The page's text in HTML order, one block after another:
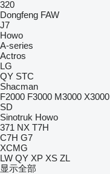
320
Dongfeng FAW
J7
Howo
A-series
Actros
LG
QY STC
Shacman
F2000 F3000 M3000 X3000
SD
Sinotruk Howo
371 NX T7H
C7H G7
XCMG
LW QY XP XS ZL
显示全部